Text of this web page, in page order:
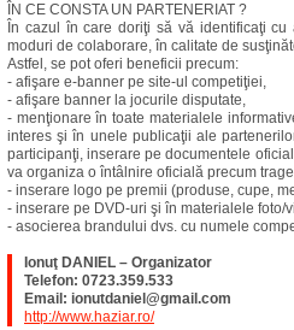
ÎN CE CONSTA UN PARTENERIAT ?
În cazul în care doriţi să vă identificaţi
moduri de colaborare, în calitate de
Astfel, se pot oferi beneficii precum:
- afişare e-banner pe site-ul competiţiei,
- afişare banner la jocurile disputate,
- menţionare în toate materialele
interes şi în unele publicaţii ale
participanţi, inserare pe documentele
va organiza o întâlnire oficială precum
- inserare logo pe premii (produse, cupe,
- inserare pe DVD-uri şi în materialele foto/
- asocierea brandului dvs. cu numele
Ionuţ DANIEL – Organizator
Telefon: 0723.359.533
Email: ionutdaniel@gmail.com
http://www.haziar.ro/